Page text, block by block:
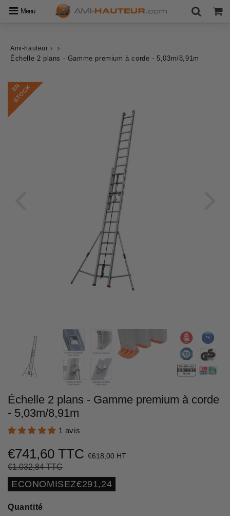
Menu
Ami-hauteur ›
›
Échelle 2 plans - Gamme premium à corde - 5,03m/8,91m
E
N
S
T
O
C
K
Échelle 2 plans - Gamme premium à corde
- 5,03m/8,91m
1 avis
€741,60 TTC €618,00 HT
€1.032,84 TTC
régulier
réduit
Unit
price
ECONOMISEZ€291,24
Quantité